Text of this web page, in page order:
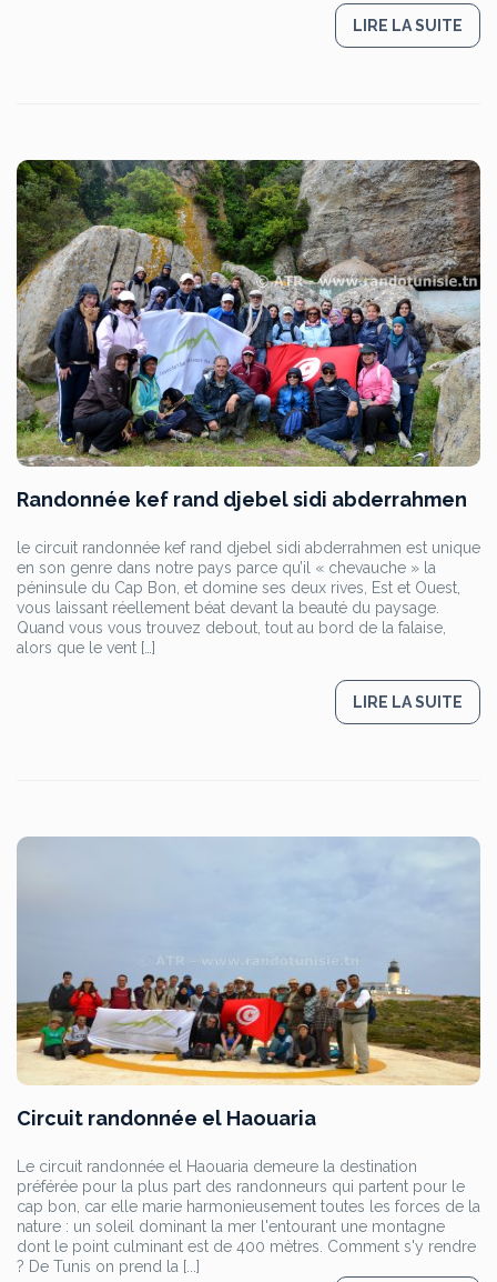
LIRE LA SUITE
Randonnée kef rand djebel sidi abderrahmen
le circuit randonnée kef rand djebel sidi abderrahmen est unique
en son genre dans notre pays parce qu’il « chevauche » la
péninsule du Cap Bon, et domine ses deux rives, Est et Ouest,
vous laissant réellement béat devant la beauté du paysage.
Quand vous vous trouvez debout, tout au bord de la falaise,
alors que le vent […]
LIRE LA SUITE
Circuit randonnée el Haouaria
Le circuit randonnée el Haouaria demeure la destination
préférée pour la plus part des randonneurs qui partent pour le
cap bon, car elle marie harmonieusement toutes les forces de la
nature : un soleil dominant la mer l'entourant une montagne
dont le point culminant est de 400 mètres. Comment s'y rendre
? De Tunis on prend la [...]